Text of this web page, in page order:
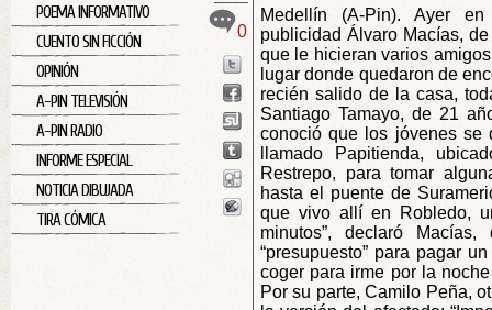
POEMA INFORMATIVO
CUENTO SIN FICCIÓN
OPINIÓN
A-PIN TELEVISIÓN
A-PIN RADIO
INFORME ESPECIAL
NOTICIA DIBUJADA
TIRA CÓMICA
0
Medellín (A-Pin). Ayer
publicidad Álvaro Macías,
que le hicieran varios
lugar donde quedaron de
recién salido de la casa,
Santiago Tamayo, de 21
conoció que los jóvenes se
llamado Papitienda,
Restrepo, para tomar
hasta el puente de
que vivo allí en Robledo,
minutos”, declaró
“presupuesto” para pagar
coger para irme por la
Por su parte, Camilo Peña,